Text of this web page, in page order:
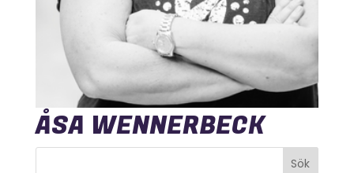
ÅSA WENNERBECK